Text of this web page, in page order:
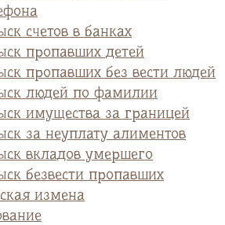
счетов в банках
пропавших детей
пропавших без вести людей
людей по фамилии
имущества за границей
за неуплату алиментов
вкладов умершего
безвести пропавших
измена